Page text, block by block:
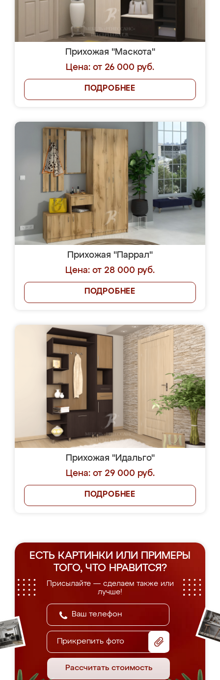
Прихожая "Маскота"
Цена: от 26 000 руб.
ПОДРОБНЕЕ
Прихожая "Паррал"
Цена: от 28 000 руб.
ПОДРОБНЕЕ
Прихожая "Идальго"
Цена: от 29 000 руб.
ПОДРОБНЕЕ
ЕСТЬ КАРТИНКИ ИЛИ ПРИМЕРЫ
ТОГО, ЧТО НРАВИТСЯ?
Присылайте — сделаем также или
лучше!
Прикрепить фото
Рассчитать стоимость